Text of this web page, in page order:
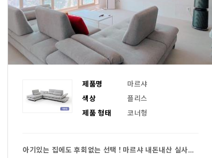
제품명
마르샤
색상
플리스
제품 형태
코너형
아기있는 집에도 후회없는 선택 ! 마르샤 내돈내산 실사용 후기.